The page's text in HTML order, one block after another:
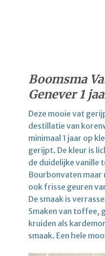
Boomsma
Genever 1
Deze mooie vat
destillatie van
minimaal 1 jaar op
gerijpt. De kleur is
de duidelijke vanille
Bourbonvaten maar
ook frisse geuren
De smaak is
Smaken van toffee,
kruiden als
smaak. Een hele